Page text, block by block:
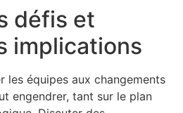
défis et
implications
les équipes aux changements
engendrer, tant sur le plan